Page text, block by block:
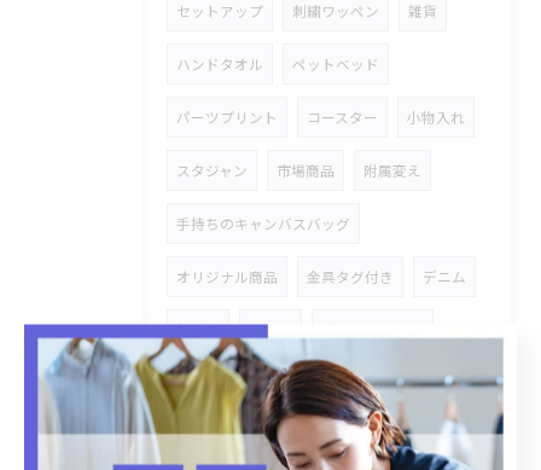
セットアップ 刺繍ワッペン 雑貨
ハンドタオル ペットベッド
パーツプリント コースター 小物入れ
スタジャン 市場商品 附属変え
手持ちのキャンバスバッグ
オリジナル商品 金具タグ付き デニム
加工物 シャツ
レース ステッチワーク 雑貨商品
ハトロン紙 ストレッチデニム